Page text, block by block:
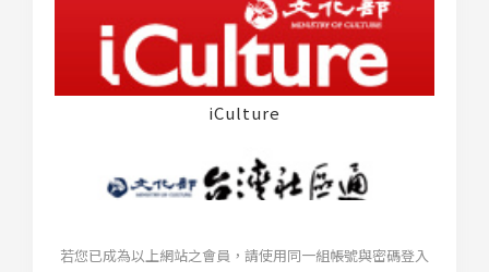
iCulture
若您已成為以上網站之會員，請使用同一組帳號與密碼登入